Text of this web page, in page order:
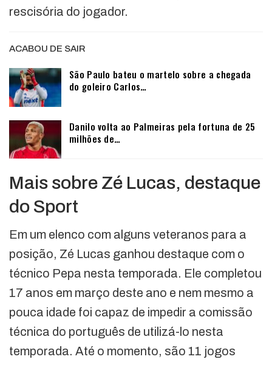
rescisória do jogador.
ACABOU DE SAIR
São Paulo bateu o martelo sobre a chegada
do goleiro Carlos…
Danilo volta ao Palmeiras pela fortuna de 25
milhões de…
Mais sobre Zé Lucas, destaque
do Sport
Em um elenco com alguns veteranos para a
posição, Zé Lucas ganhou destaque com o
técnico Pepa nesta temporada. Ele completou
17 anos em março deste ano e nem mesmo a
pouca idade foi capaz de impedir a comissão
técnica do português de utilizá-lo nesta
temporada. Até o momento, são 11 jogos